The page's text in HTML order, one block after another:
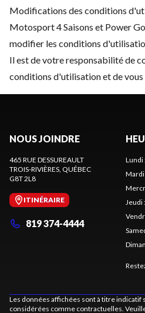
Modifications des conditions
Motosport 4 Saisons et Power
modifier les conditions
Il est de votre responsabilité de
conditions d'utilisation et de
NOUS JOINDRE
465 RUE DESSUREAULT
TROIS-RIVIÈRES, QUÉBEC
G8T 2L8
ITINÉRAIRE
819 374-4444
Lundi
Mardi
Jeudi:
Les données affichées sont à titre
considérées comme contractuelles.